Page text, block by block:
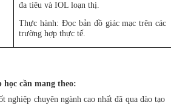
đa tiêu và IOL loạn thị.
Thực hành: Đọc bản đồ giác mạc trên các
trường hợp thực tế.
cần mang theo:
nghiệp chuyên ngành cao nhất đã qua đào tạo